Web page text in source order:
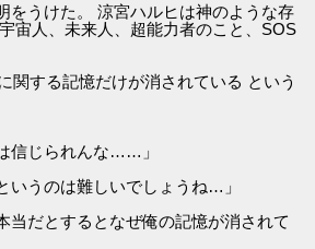
をうけた。 涼宮ハルヒは神のような存
宙人、未来人、超能力者のこと、SOS
関する記憶だけが消されている という
信じられんな……」
いうのは難しいでしょうね…」
当だとするとなぜ俺の記憶が消されて